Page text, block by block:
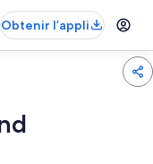
Obtenir l’appli